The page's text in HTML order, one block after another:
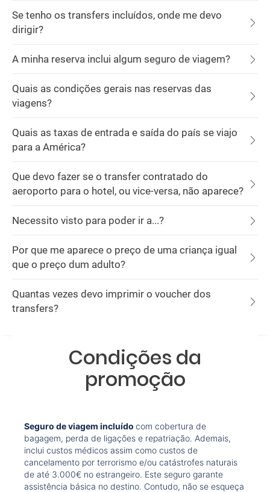
Se tenho os transfers incluídos, onde me devo
dirigir?
A minha reserva inclui algum seguro de viagem?
Quais as condições gerais nas reservas das
viagens?
Quais as taxas de entrada e saída do país se viajo
para a América?
Que devo fazer se o transfer contratado do
aeroporto para o hotel, ou vice-versa, não aparece?
Necessito visto para poder ir a...?
Por que me aparece o preço de uma criança igual
que o preço dum adulto?
Quantas vezes devo imprimir o voucher dos
transfers?
Condições da
promoção
Seguro de viagem incluído com cobertura de
bagagem, perda de ligações e repatriação. Ademais,
inclui custos médicos assim como custos de
cancelamento por terrorismo e/ou catástrofes naturais
de até 3.000€ no estrangeiro. Este seguro garante
assistência básica no destino. Contudo, não se esqueça